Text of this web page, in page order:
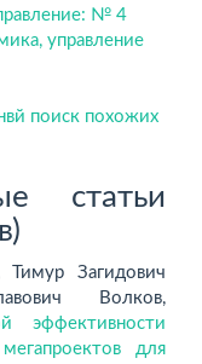
№ 4
управление
поиск похожих
статьи
Тимур Загидович
Волков,
эффективности
для